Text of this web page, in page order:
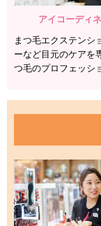
アイコーディ
まつ毛エクステンシ
ーなど目元のケアを
つ毛のプロフェッシ